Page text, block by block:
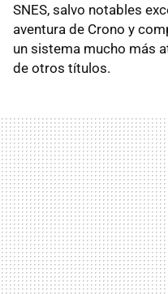
SNES, salvo notables
aventura de Crono y
un sistema mucho más
de otros títulos.